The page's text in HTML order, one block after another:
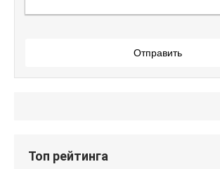
Отправить
Топ рейтинга